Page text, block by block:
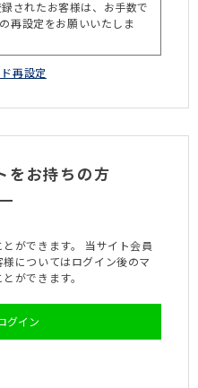
をお持ちの方
ができます。
当サイト会員
についてはログイン後のマ
ができます。
グイン